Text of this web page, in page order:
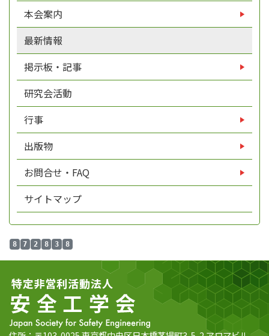
本会案内
最新情報
掲示板・記事
研究会活動
行事
出版物
お問合せ・FAQ
サイトマップ
8 7 2 8 3 8